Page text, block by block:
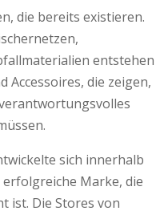
die bereits existieren.
entstehen
die zeigen,
sich innerhalb
Marke, die
ist. Die Stores von